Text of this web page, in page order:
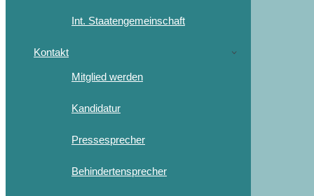
Int. Staatengemeinschaft
Kontakt
Mitglied werden
Kandidatur
Pressesprecher
Behindertensprecher